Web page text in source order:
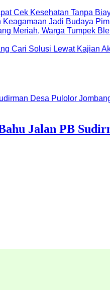
Jalan PB